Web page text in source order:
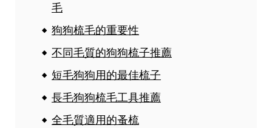
毛
狗狗梳毛的重要性
不同毛質的狗狗梳子推薦
短毛狗狗用的最佳梳子
長毛狗狗梳毛工具推薦
全毛質適用的蚤梳